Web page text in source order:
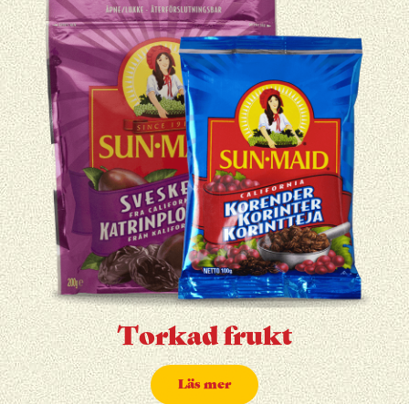
Torkad frukt
Läs mer